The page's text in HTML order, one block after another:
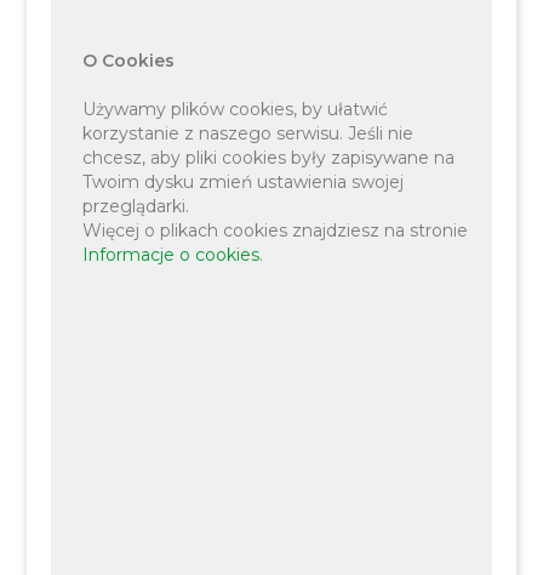
Trenerzy uczyli dzieci profesjonalnej gry w tenisa
dzieci do 9 lat,
dzieci powyżej 9 lat.
O Cookies
Używamy plików cookies, by ułatwić
korzystanie z naszego serwisu. Jeśli nie
chcesz, aby pliki cookies były zapisywane na
Twoim dysku zmień ustawienia swojej
przeglądarki.
Więcej o plikach cookies znajdziesz na stronie
Informacje o cookies.